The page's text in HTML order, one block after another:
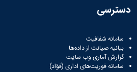
دسترسی
سامانه شفافیت
بیانیه صیانت از داده‌ها
گزارش آماری وب‌ سایت
سامانه فوریت‌های اداری (فؤاد)